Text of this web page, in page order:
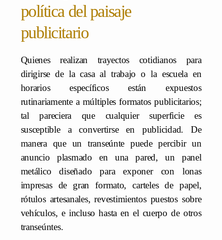
política del paisaje
publicitario
Quienes realizan trayectos cotidianos para
dirigirse de la casa al trabajo o la escuela en
horarios específicos están expuestos
rutinariamente a múltiples formatos publicitarios;
tal pareciera que cualquier superficie es
susceptible a convertirse en publicidad. De
manera que un transeúnte puede percibir un
anuncio plasmado en una pared, un panel
metálico diseñado para exponer con lonas
impresas de gran formato, carteles de papel,
rótulos artesanales, revestimientos puestos sobre
vehículos, e incluso hasta en el cuerpo de otros
transeúntes.